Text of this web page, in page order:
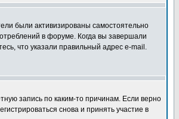
были активизированы самостоятельно
в форуме. Когда вы завершали
что указали правильный адрес e-mail.
запись по каким-то причинам. Если верно
снова и принять участие в